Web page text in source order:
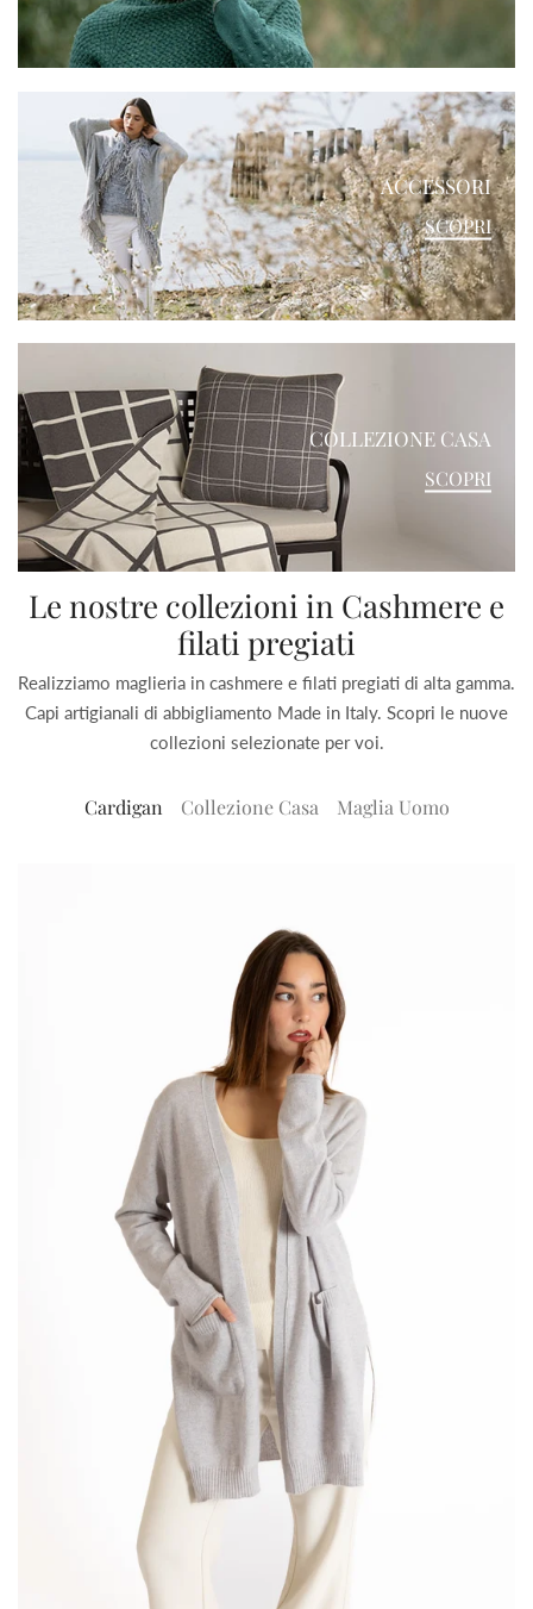
ACCESSORI
SCOPRI
COLLEZIONE CASA
SCOPRI
Le nostre collezioni in Cashmere e
filati pregiati
Realizziamo maglieria in cashmere e filati pregiati di alta gamma.
Capi artigianali di abbigliamento Made in Italy. Scopri le nuove
collezioni selezionate per voi.
Cardigan Collezione Casa Maglia Uomo